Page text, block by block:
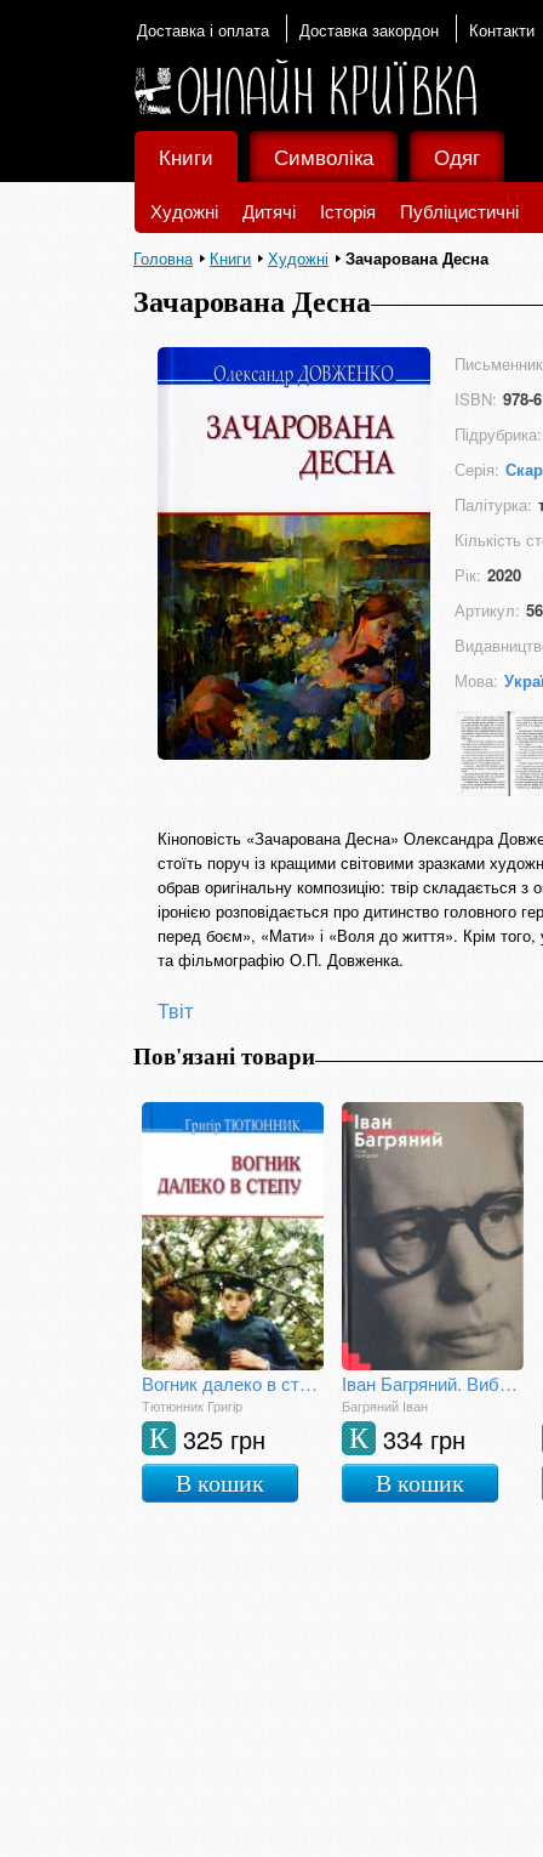
Доставка і оплата Доставка закордон Контакти
Книги
Художні Дитячі Історія Публіцистичні
Символіка Одяг
Головна Книги Художні Зачарована Десна
Зачарована Десна
ISBN: 978-
Підрубрика:
Серія:
Палітурка:
Кількість
Рік: 2020
Артикул:
Мова:
Кіноповість «Зачарована Десна» Олександра
стоїть поруч із кращими світовими зразками
обрав оригінальну композицію: твір складається
іронією розповідається про дитинство головного
перед боєм», «Мати» і «Воля до життя». Крім того,
та фільмографію О.П. Довженка.
Твіт
Пов'язані товари
Вогник далеко в степу
Тютюнник Григір
325 грн
К
В кошик
Іван Багряний. Вибран твори у двох томах. Том І
Багряний Іван
334 грн
К
В кошик